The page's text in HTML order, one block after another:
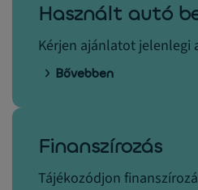
Használt autó
Kérjen ajánlatot jelenlegi
Bővebben
Finanszírozás
Tájékozódjon